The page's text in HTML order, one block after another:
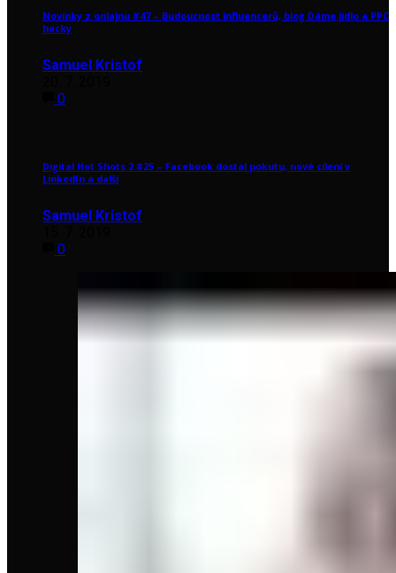
Novinky z onlajnu #47 – Budoucnost influencerů, blog Dáme jídlo a PPC
hacky
Samuel Kristof
0
Digital Hot Shots 2 #25 – Facebook dostal pokutu, nové cílení v
LinkedIn a další
Samuel Kristof
0